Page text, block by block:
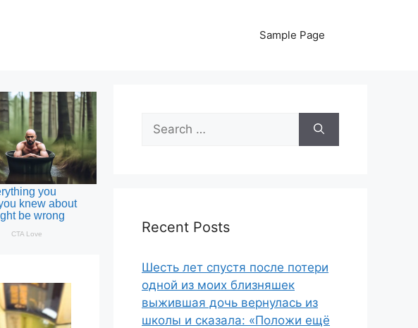
Sample Page
Search
for:
Recent Posts
Шесть лет спустя после потери
одной из моих близняшек
выжившая дочь вернулась из
школы и сказала: «Положи ещё